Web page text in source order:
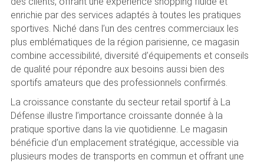
enrichie par des services adaptés à toutes les pratiques
sportives. Niché dans l’un des centres commerciaux les
plus emblématiques de la région parisienne, ce magasin
combine accessibilité, diversité d’équipements et conseils
de qualité pour répondre aux besoins aussi bien des
sportifs amateurs que des professionnels confirmés.
La croissance constante du secteur retail sportif à La
Défense illustre l’importance croissante donnée à la
pratique sportive dans la vie quotidienne. Le magasin
bénéficie d’un emplacement stratégique, accessible via
plusieurs modes de transports en commun et offrant une